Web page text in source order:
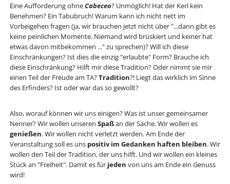
Eine Aufforderung ohneCabeceo? Unmöglich! Hat der Kerl kein
Benehmen? Ein Tabubruch! Warum kann ich nicht nett im
Vorbeigehen fragen (ja, wir brauchen jetzt nicht über "...dann gibt es
keine peinlichen Momente. Niemand wird brüskiert und keiner hat
etwas davon mitbekommen ..." zu sprechen)? Will ich diese
Einschränkungen? Ist dies die einzig "erlaubte" Form? Brauche ich
diese Einschränkung? Hilft mir diese Tradition? Oder nimmt sie mir
einen Teil der Freude am TA?Tradition?! Liegt das wirklich im Sinne
des Erfinders? Ist oder war das so gewollt?
Also, worauf können wir uns einigen? Was ist unser gemeinsamer
Nenner? Wir wollen unseren Spaßan der Sache. Wir wollen es
genießen. Wir wollen nicht verletzt werden. Am Ende der
Veranstaltung soll es uns positiv im Gedanken haften bleiben. Wir
wollen den Teil der Tradition, der uns hilft. Und wir wollen ein kleines
Stück an "Freiheit". Damit es für jeden von uns am Ende ein Genuss
wird!